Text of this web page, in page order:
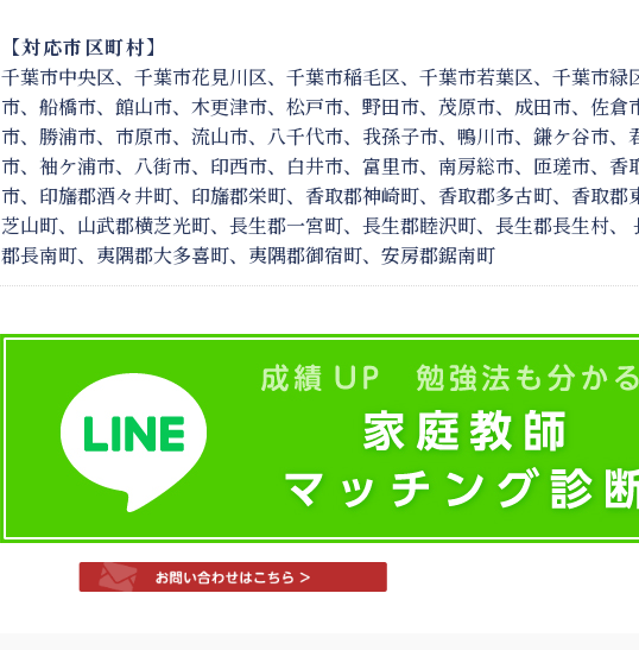
【対応市区町村】
千葉市中央区、千葉市花見川区、千葉市稲毛区、千葉市若葉区、千葉市緑
市、船橋市、館山市、木更津市、松戸市、野田市、茂原市、成田市、佐
市、勝浦市、市原市、流山市、八千代市、我孫子市、鴨川市、鎌ケ谷市
市、袖ケ浦市、八街市、印西市、白井市、富里市、南房総市、匝瑳市、香
市、印旛郡酒々井町、印旛郡栄町、香取郡神崎町、香取郡多古町、香取
芝山町、山武郡横芝光町、長生郡一宮町、長生郡睦沢町、長生郡長生村、
郡長南町、夷隅郡大多喜町、夷隅郡御宿町、安房郡鋸南町